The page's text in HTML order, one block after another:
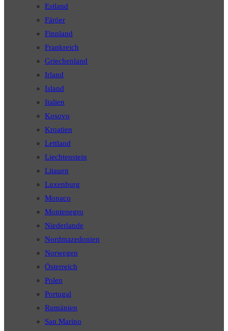
Estland
Färöer
Finnland
Frankreich
Griechenland
Irland
Island
Italien
Kosovo
Kroatien
Lettland
Liechtenstein
Litauen
Luxenburg
Monaco
Montenegro
Niederlande
Nordmazedonien
Norwegen
Österreich
Polen
Portugal
Rumänien
San Marino